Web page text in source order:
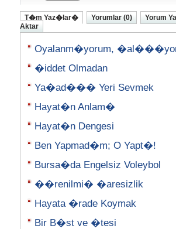
T�m Yaz�lar� Yorumlar (0)
Yorum
Aktar
Oyalanm�yorum,
�iddet Olmadan
Ya�ad��� Yeri Sevmek
Hayat�n Anlam�
Hayat�n Dengesi
Ben Yapmad�m; O Yapt�!
Bursa�da Engelsiz Voleybol
��renilmi� �aresizlik
Hayata �rade Koymak
Bir B�st ve �tesi